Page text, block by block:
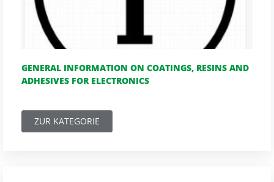
GENERAL INFORMATION ON COATINGS, RESINS AND
ADHESIVES FOR ELECTRONICS
ZUR KATEGORIE